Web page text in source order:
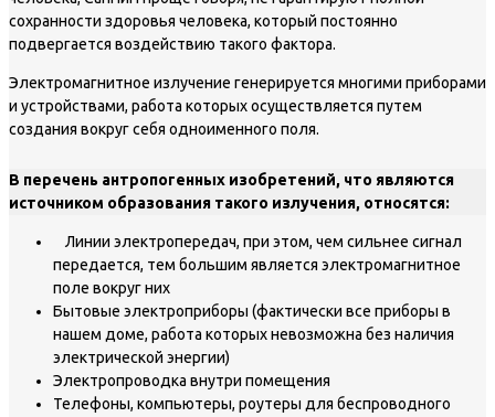
сохранности здоровья человека, который постоянно
подвергается воздействию такого фактора.
Электромагнитное излучение генерируется многими приборами
и устройствами, работа которых осуществляется путем
создания вокруг себя одноименного поля.
В перечень антропогенных изобретений, что являются
источником образования такого излучения, относятся:
Линии электропередач, при этом, чем сильнее сигнал
передается, тем большим является электромагнитное
поле вокруг них
Бытовые электроприборы (фактически все приборы в
нашем доме, работа которых невозможна без наличия
электрической энергии)
Электропроводка внутри помещения
Телефоны, компьютеры, роутеры для беспроводного